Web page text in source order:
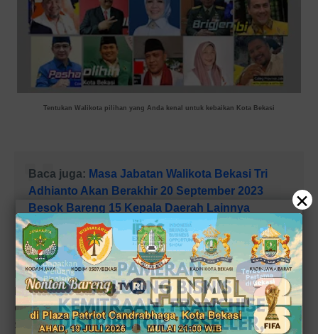
Tentukan Walikota pilihan yang Anda kenal untuk kebaikan Kota Bekasi
Baca juga: Masa Jabatan Walikota Bekasi Tri
Adhianto Akan Berakhir 20 September 2023
Besok Bareng 15 Kepala Daerah Lainnya
Bersama komedian top yang juga mantan anggota
legislator DPR RI periode 2009-2014, Tb. Dedy Miing
Gumelar memberikan pelatihan praktis ilmu Public
Speaking kepada para progesional bisnis di Kota Bekasi
×